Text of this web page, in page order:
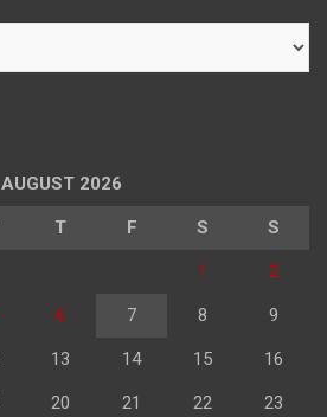
AUGUST 2026
T F S S
1 2
6 7 8 9
13 14 15 16
20 21 22 23